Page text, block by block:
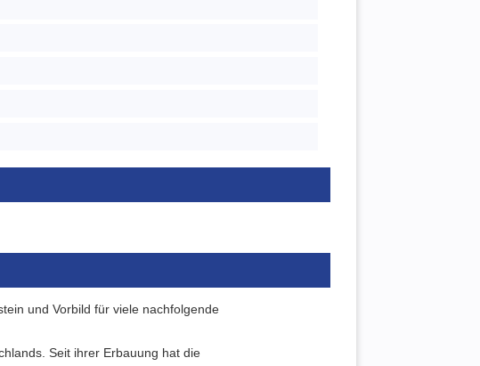
und Vorbild für viele nachfolgende
Seit ihrer Erbauung hat die